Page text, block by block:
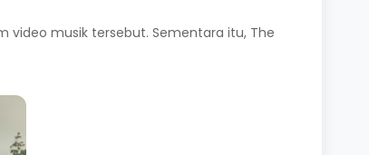
video musik tersebut. Sementara itu, The